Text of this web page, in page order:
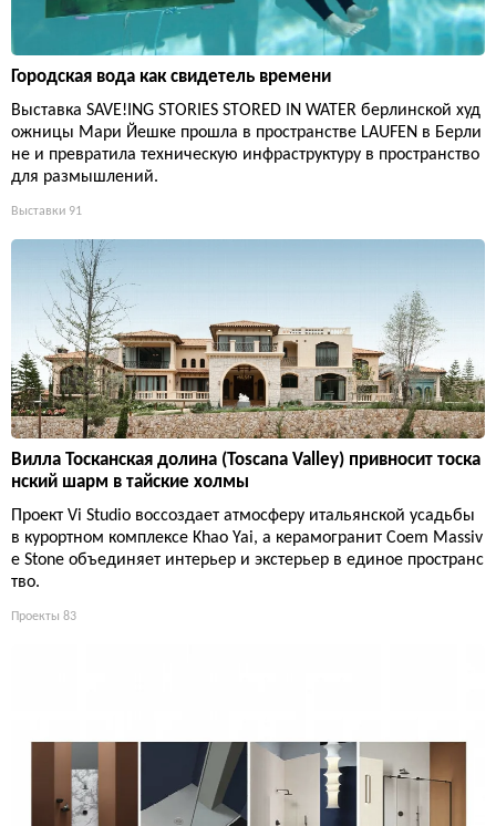
Городская вода как свидетель времени
Выставка SAVE!ING STORIES STORED IN WATER берлинской худ
ожницы Мари Йешке прошла в пространстве LAUFEN в Берли
не и превратила техническую инфраструктуру в пространство
для размышлений.
Выставки 91
Вилла Тосканская долина (Toscana Valley) привносит тоска
нский шарм в тайские холмы
Проект Vi Studio воссоздает атмосферу итальянской усадьбы
в курортном комплексе Khao Yai, а керамогранит Coem Massiv
e Stone объединяет интерьер и экстерьер в единое пространс
тво.
Проекты 83